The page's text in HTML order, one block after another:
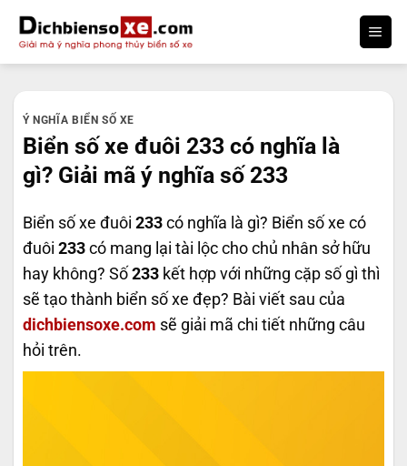
qua
nội
Ý NGHĨA BIỂN SỐ XE
Biển số xe đuôi 233 có nghĩa là
gì? Giải mã ý nghĩa số 233
Biển số xe đuôi 233 có nghĩa là gì? Biển số xe có
đuôi 233 có mang lại tài lộc cho chủ nhân sở hữu
hay không? Số 233 kết hợp với những cặp số gì thì
sẽ tạo thành biển số xe đẹp? Bài viết sau của
dichbiensoxe.com sẽ giải mã chi tiết những câu
hỏi trên.